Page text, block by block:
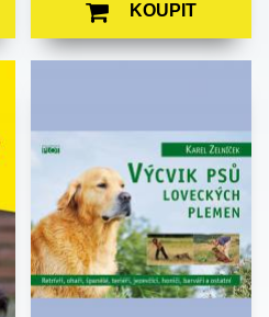
KOUPIT
Autor:
Karel Zelníček
Edice:
Edukace
Počet stran:
238
Formát:
210 x 145
Vazba:
V8a (pevná)
Obrazová
část:
čb a barev.
fotografie
Datum
vydání:
14. 10. 2010